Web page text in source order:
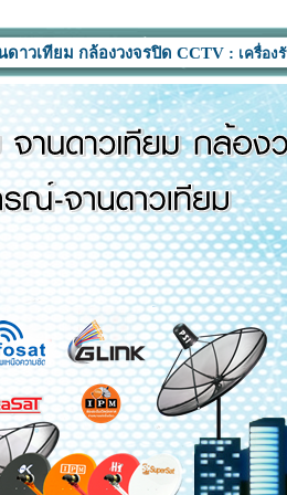
กล้องวงจรปิด CCTV :เครื่องรับสัญญาณด